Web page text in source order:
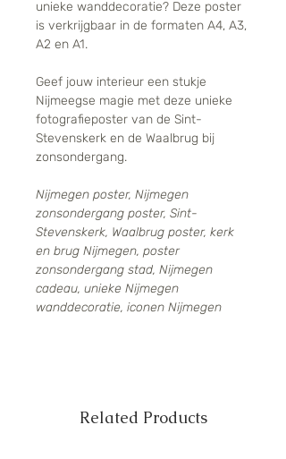
unieke wanddecoratie? Deze poster
is verkrijgbaar in de formaten A4, A3,
A2 en A1.
Geef jouw interieur een stukje
Nijmeegse magie met deze unieke
fotografieposter van de Sint-
Stevenskerk en de Waalbrug bij
zonsondergang.
Nijmegen poster, Nijmegen
zonsondergang poster, Sint-
Stevenskerk, Waalbrug poster, kerk
en brug Nijmegen, poster
zonsondergang stad, Nijmegen
cadeau, unieke Nijmegen
wanddecoratie, iconen Nijmegen
Related Products